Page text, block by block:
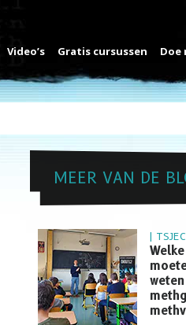
Video’s Gratis cursussen Doe
MEER VAN DE
|